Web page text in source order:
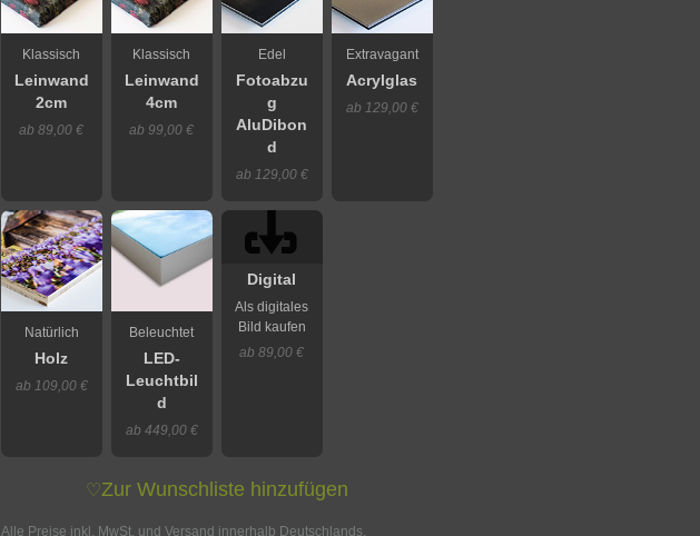
Klassisch
Leinwand
2cm
ab 89,00 €
Klassisch
Leinwand
4cm
ab 99,00 €
Edel
Fotoabzu
g
AluDibon
d
ab 129,00 €
Extravagant
Acrylglas
ab 129,00 €
Natürlich
Holz
ab 109,00 €
Beleuchtet
LED-
Leuchtbil
d
ab 449,00 €
Digital
Als digitales
Bild kaufen
ab 89,00 €
♡Zur Wunschliste hinzufügen
Alle Preise inkl. MwSt. und Versand innerhalb Deutschlands.